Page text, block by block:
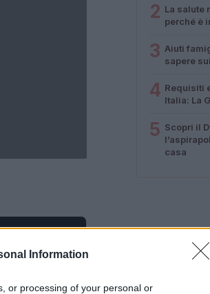
Information
or processing of your personal or
2 La salute
perché è
3 Aiuti
sapere
4 Requisiti
Italia: La
5 Scopri il
casa